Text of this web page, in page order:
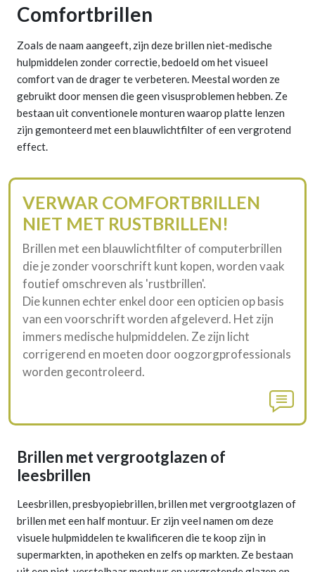
Comfortbrillen
Zoals de naam aangeeft, zijn deze brillen niet-medische
hulpmiddelen zonder correctie, bedoeld om het visueel
comfort van de drager te verbeteren. Meestal worden ze
gebruikt door mensen die geen visusproblemen hebben. Ze
bestaan uit conventionele monturen waarop platte lenzen
zijn gemonteerd met een blauwlichtfilter of een vergrotend
effect.
VERWAR COMFORTBRILLEN
NIET MET RUSTBRILLEN!
Brillen met een blauwlichtfilter of computerbrillen
die je zonder voorschrift kunt kopen, worden vaak
foutief omschreven als 'rustbrillen'.
Die kunnen echter enkel door een opticien op basis
van een voorschrift worden afgeleverd. Het zijn
immers medische hulpmiddelen. Ze zijn licht
corrigerend en moeten door oogzorgprofessionals
worden gecontroleerd.
Brillen met vergrootglazen of
leesbrillen
Leesbrillen, presbyopiebrillen, brillen met vergrootglazen of
brillen met een half montuur. Er zijn veel namen om deze
visuele hulpmiddelen te kwalificeren die te koop zijn in
supermarkten, in apotheken en zelfs op markten. Ze bestaan